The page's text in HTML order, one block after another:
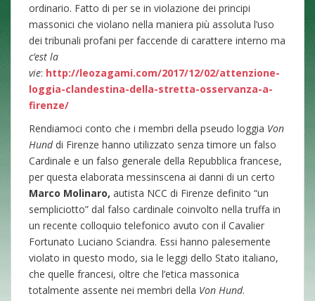
ordinario. Fatto di per se in violazione dei principi
massonici che violano nella maniera più assoluta l’uso
dei tribunali profani per faccende di carattere interno ma
c’est la
vie: http://leozagami.com/2017/12/02/attenzione-
loggia-clandestina-della-stretta-osservanza-a-
firenze/
Rendiamoci conto che i membri della pseudo loggia Von
Hund di Firenze hanno utilizzato senza timore un falso
Cardinale e un falso generale della Repubblica francese,
per questa elaborata messinscena ai danni di un certo
Marco Molinaro, autista NCC di Firenze definito “un
sempliciotto” dal falso cardinale coinvolto nella truffa in
un recente colloquio telefonico avuto con il Cavalier
Fortunato Luciano Sciandra. Essi hanno palesemente
violato in questo modo, sia le leggi dello Stato italiano,
che quelle francesi, oltre che l’etica massonica
totalmente assente nei membri della Von Hund.